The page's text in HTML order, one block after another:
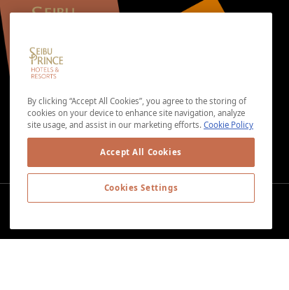
By clicking “Accept All Cookies”, you agree to the storing of
cookies on your device to enhance site navigation, analyze
site usage, and assist in our marketing efforts. Cookie Policy
Accept All Cookies
Cookies Settings